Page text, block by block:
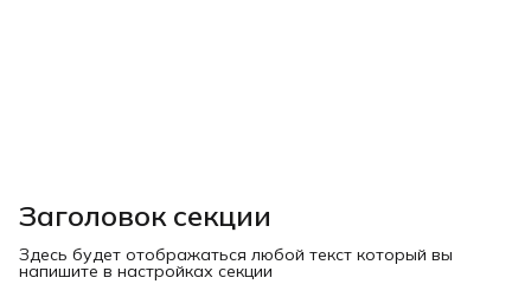
Заголовок секции
Здесь будет отображаться любой текст который вы
напишите в настройках секции